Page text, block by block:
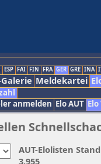
ESP FAI FIN FRA GER GRE INA
Meldekartei
anmelden Elo AUT
AUT-Elolisten
3.955